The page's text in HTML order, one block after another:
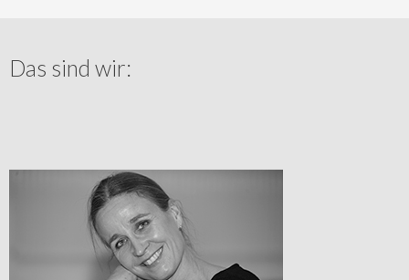
Das sind wir: